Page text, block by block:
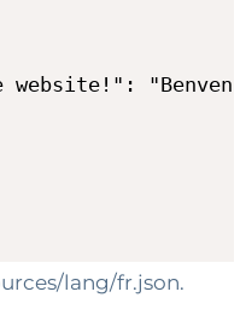
website!":
lang/fr.json.